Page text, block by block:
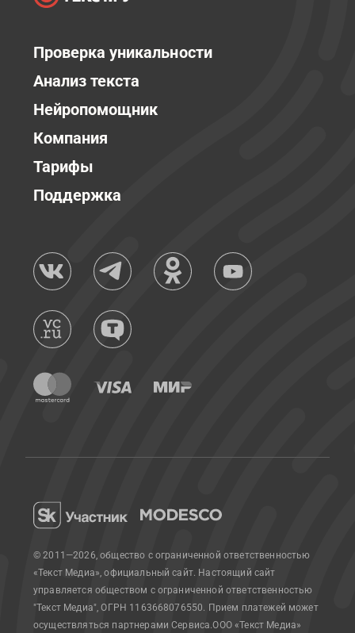
Проверка уникальности
Анализ текста
Нейропомощник
Компания
Тарифы
Поддержка
© 2011—2026, общество с ограниченной ответственностью
«Текст Медиа», официальный сайт. Настоящий сайт
управляется обществом с ограниченной ответственностью
"Текст Медиа", ОГРН 1163668076550. Прием платежей может
осуществляться партнерами Сервиса.ООО «Текст Медиа»